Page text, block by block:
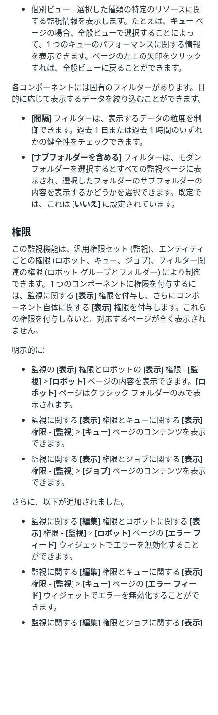
個別ビュー - 選択した種類の特定のリソースに関
する監視情報を表示します。たとえば、 キュー ペ
ージの場合、全般ビューで選択することによっ
て、1 つのキューのパフォーマンスに関する情報
を表示できます。ページの左上の矢印をクリック
すれば、全般ビューに戻ることができます。
各コンポーネントには固有のフィルターがあります。目
的に応じて表示するデータを絞り込むことができます。
[間隔] フィルターは、表示するデータの粒度を制
御できます。過去 1 日または過去 1 時間のいずれ
かの健全性をチェックできます。
[サブフォルダーを含める] フィルターは、モダン
フォルダーを選択するとすべての監視ページに表
示され、選択したフォルダーのサブフォルダーの
内容を表示するかどうかを選択できます。既定で
は、これは [いいえ] に設定されています。
権限
この監視機能は、汎用権限セット (監視)、エンティティ
ごとの権限 (ロボット、キュー、ジョブ)、フィルター関
連の権限 (ロボット グループとフォルダー) により制御
できます。1 つのコンポーネントに権限を付与するに
は、監視に関する [表示] 権限を付与し、さらにコンポ
ーネント自体に関する [表示] 権限を付与します。これら
の権限を付与しないと、対応するページが全く表示され
ません。
明示的に:
監視の [表示] 権限とロボットの [表示] 権限 - [監
視] > [ロボット] ページの内容を表示できます。 [ロ
ボット] ページはクラシック フォルダーのみで表
示されます。
監視に関する [表示] 権限とキューに関する [表示]
権限 - [監視] > [キュー] ページのコンテンツを表示
できます。
監視に関する [表示] 権限とジョブに関する [表示]
権限 - [監視] > [ジョブ] ページのコンテンツを表示
できます。
さらに、以下が追加されました。
監視に関する [編集] 権限とロボットに関する [表
示] 権限 - [監視] > [ロボット] ページの [エラー フ
ィード] ウィジェットでエラーを無効化すること
ができます。
監視に関する [編集] 権限とキューに関する [表示]
権限 - [監視] > [キュー] ページの [エラー フィー
ド] ウィジェットでエラーを無効化することがで
きます。
監視に関する [編集] 権限とジョブに関する [表示]